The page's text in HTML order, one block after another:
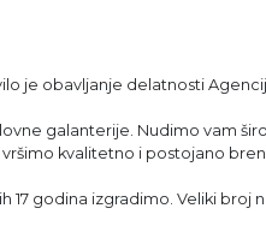
je obavljanje delatnosti
galanterije. Nudimo vam
kvalitetno i postojano
godina izgradimo. Veliki broj